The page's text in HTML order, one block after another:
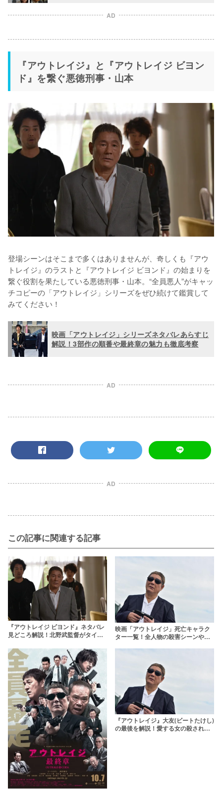
AD
『アウトレイジ』と『アウトレイジ ビヨン
ド』を繋ぐ悪徳刑事・山本
登場シーンはそこまで多くはありませんが、奇しくも『アウ
トレイジ』のラストと『アウトレイジ ビヨンド』の始まりを
繋ぐ役割を果たしている悪徳刑事・山本。“全員悪人”がキャッ
チコピーの「アウトレイジ」シリーズをぜひ続けて鑑賞して
みてください！
映画「アウトレイジ」シリーズネタバレあらすじ
解説！3部作の順番や最終章の魅力も徹底考察
AD
AD
この記事に関連する記事
『アウトレイジ ビヨンド』ネタバレ
見どころ解説！北野武監督がタイト
映画「アウトレイジ」死亡キャラク
ター一覧！全人物の殺害シーンや生
『アウトレイジ』大友(ビートたけし)
の最後を解説！愛する女の殺され方